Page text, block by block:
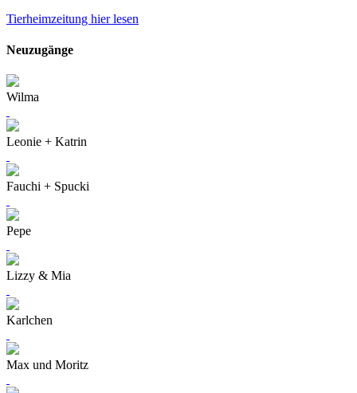
Tierheimzeitung hier lesen
Neuzugänge
Wilma
Leonie + Katrin
Fauchi + Spucki
Pepe
Lizzy & Mia
Karlchen
Max und Moritz